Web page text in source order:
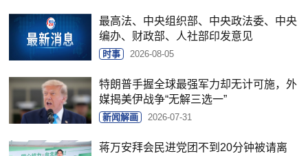
最高法、中央组织部、中央政法委、中央
编办、财政部、人社部印发意见
时事 2026-08-05
特朗普手握全球最强军力却无计可施，外
媒揭美伊战争“无解三选一”
新闻解画 2026-07-31
蒋万安拜会民进党团不到20分钟被请离